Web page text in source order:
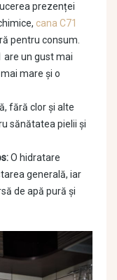
prezenței
cana C71
pentru consum.
are un gust mai
mare și o
fără clor și alte
sănătatea pielii și
O hidratare
generală, iar
de apă pură și